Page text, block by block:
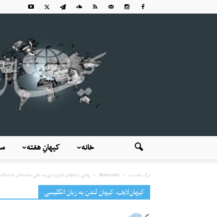
کیهانِ هفته خانه
برگ نخست Featured1 وقتی پایه‌های قدرت لرزید، علی خامنه‌ای به
کیهان‌لایف، کیهان لندن به زبان انگلیسی